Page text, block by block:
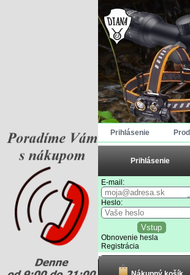
Prihlásenie
Prihlásenie
E-mail:
Heslo:
Obnovenie hesla
Registrácia